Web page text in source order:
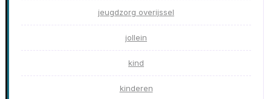
jeugdzorg overijssel
jollein
kind
kinderen